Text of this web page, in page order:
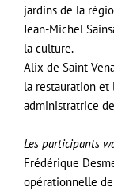
jardins de la
Jean-Michel
la culture.
Alix de Saint
la restauration et
administratrice de
Les participants
Frédérique
opérationnelle